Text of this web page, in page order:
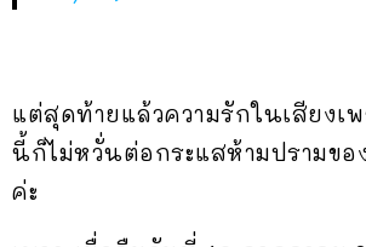
แต่สุดท้ายแล้วความรักในเสียงเ
นี้ก็ไม่หวั่นต่อกระแสห้ามปรามขอ
ค่ะ